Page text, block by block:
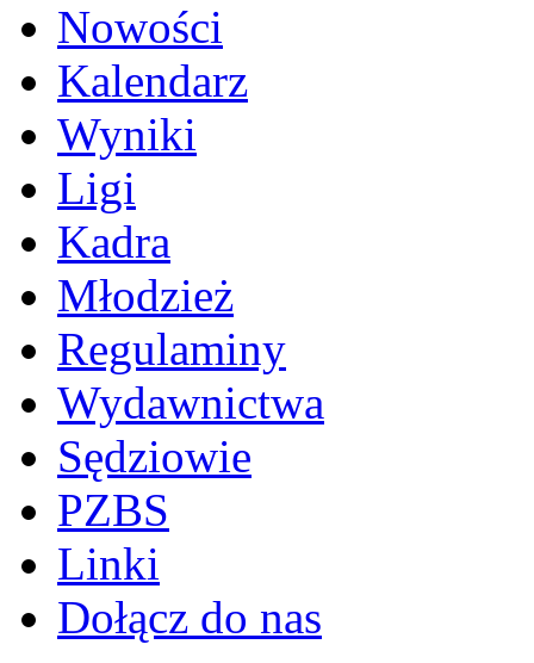
Nowości
Kalendarz
Wyniki
Ligi
Kadra
Młodzież
Regulaminy
Wydawnictwa
Sędziowie
PZBS
Linki
Dołącz do nas